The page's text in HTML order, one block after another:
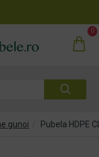
0
gunoi Pubela HDPE